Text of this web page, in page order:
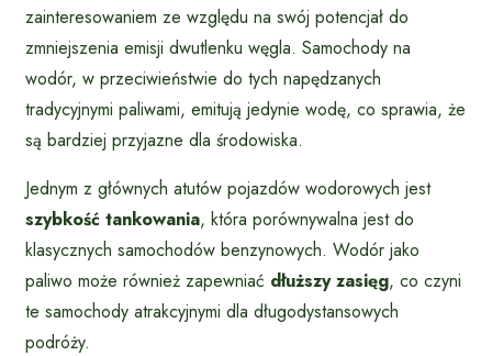
zainteresowaniem ze względu na swój potencjał do
zmniejszenia emisji dwutlenku węgla. Samochody na
wodór, w przeciwieństwie do tych napędzanych
tradycyjnymi paliwami, emitują jedynie wodę, co sprawia, że
są bardziej przyjazne dla środowiska.
Jednym z głównych atutów pojazdów wodorowych jest
szybkość tankowania, która porównywalna jest do
klasycznych samochodów benzynowych. Wodór jako
paliwo może również zapewniać dłuższy zasięg, co czyni
te samochody atrakcyjnymi dla długodystansowych
podróży.